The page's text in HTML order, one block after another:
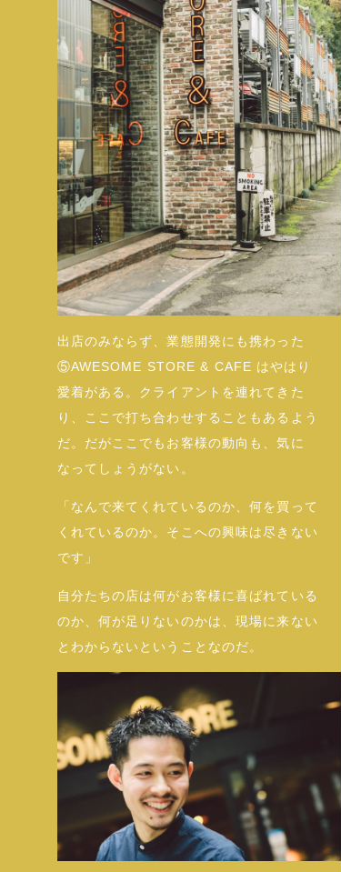
出店のみならず、業態開発にも携わった
⑤AWESOME STORE & CAFE はやはり
愛着がある。クライアントを連れてきた
り、ここで打ち合わせすることもあるよう
だ。だがここでもお客様の動向も、気に
なってしょうがない。
「なんで来てくれているのか、何を買って
くれているのか。そこへの興味は尽きない
です」
自分たちの店は何がお客様に喜ばれている
のか、何が足りないのかは、現場に来ない
とわからないということなのだ。